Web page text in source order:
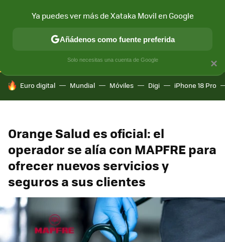
CONECTIVIDAD MÓVIL Y SOCIEDAD APLICACIONES
HOY SE HABLA DE
Euro digital Mundial Móviles Digi iPhone 18 Pro
Orange Salud es oficial: el
operador se alía con MAPFRE para
ofrecer nuevos servicios y
seguros a sus clientes
×
Ya puedes ver más de Xataka Movil en Google
Añádenos como fuente preferida
Solo necesitas una cuenta de Google